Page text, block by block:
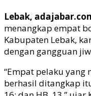
Lebak,
menangkap empat
Kabupaten Lebak,
dengan gangguan
“Empat pelaku
berhasil ditangkap